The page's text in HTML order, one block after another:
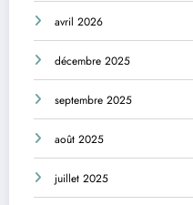
avril 2026
décembre 2025
septembre 2025
août 2025
juillet 2025